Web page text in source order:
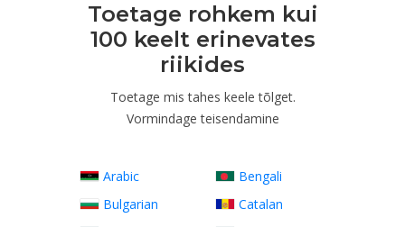
Toetage rohkem kui
100 keelt erinevates
riikides
Toetage mis tahes keele tõlget.
Vormindage teisendamine
Arabic
Bengali
Bulgarian
Catalan